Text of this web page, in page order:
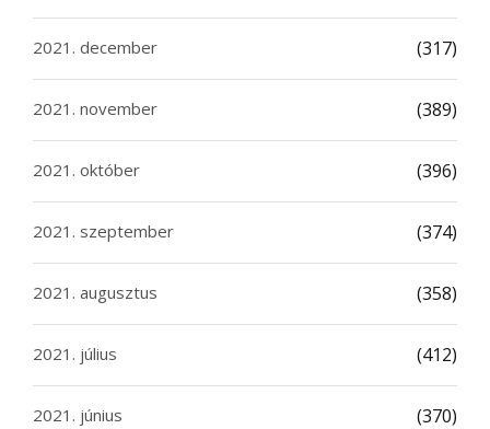
2021. december (317)
2021. november (389)
2021. október (396)
2021. szeptember (374)
2021. augusztus (358)
2021. július (412)
2021. június (370)